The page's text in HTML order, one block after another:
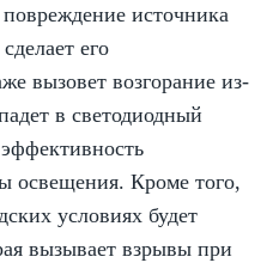
источника
его
вызовет возгорание из-
в светодиодный
освещения. Кроме того,
условиях будет
вызывает взрывы при